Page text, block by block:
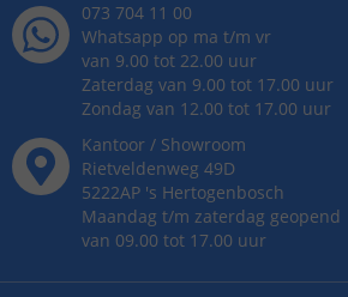
073 704 11 00
Whatsapp op ma t/m vr
van 9.00 tot 22.00 uur
Zaterdag van 9.00 tot 17.00 uur
Zondag van 12.00 tot 17.00 uur
Kantoor / Showroom
Rietveldenweg 49D
5222AP 's Hertogenbosch
Maandag t/m zaterdag geopend
van 09.00 tot 17.00 uur